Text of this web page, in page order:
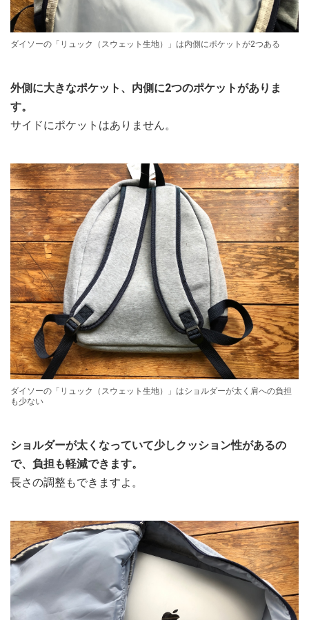
ダイソーの「リュック（スウェット生地）」は内側にポケットが2つある
外側に大きなポケット、内側に2つのポケットがありま
す。
サイドにポケットはありません。
ダイソーの「リュック（スウェット生地）」はショルダーが太く肩への負担
も少ない
ショルダーが太くなっていて少しクッション性があるの
で、負担も軽減できます。
長さの調整もできますよ。